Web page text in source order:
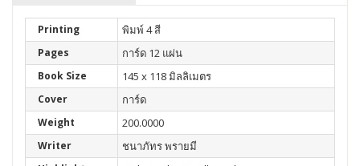
Printing พิมพ์ 4 สี
Pages การ์ด 12 แผ่น
Book Size 145 x 118 มิลลิเมตร
Cover การ์ด
Weight 200.0000
Writer ชนาภัทร พรายมี